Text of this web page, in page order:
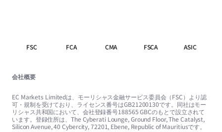
FSC FCA CMA FSCA ASIC
会社概要
EC Markets Limitedは、モーリシャス金融サービス委員会（FSC）より認
可・規制を受けており、ライセンス番号はGB21200130です。同社はモー
リシャス共和国において、会社登録番号188565 GBCのもとで設立されて
います。登録住所は、The Cyberati Lounge, Ground Floor, The Catalyst,
Silicon Avenue, 40 Cybercity, 72201, Ebene, Republic of Mauritiusです。